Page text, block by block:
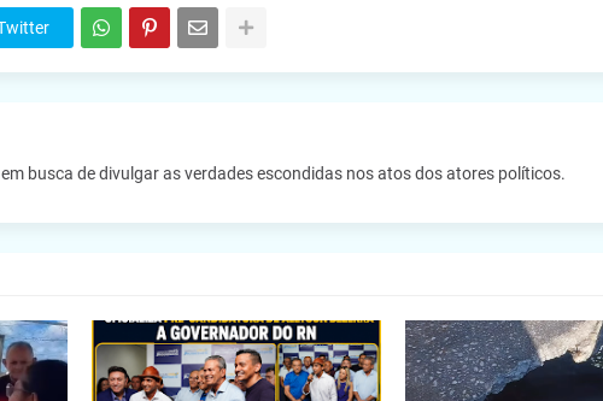
busca de divulgar as verdades escondidas nos atos dos atores políticos.